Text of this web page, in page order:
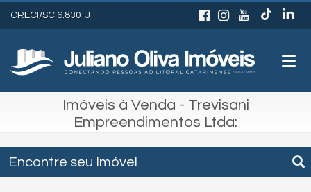
CRECI/SC 6.830-J
Imóveis à Venda - Trevisani
Empreendimentos Ltda:
Encontre seu Imóvel